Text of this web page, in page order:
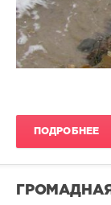
ПОДРОБНЕЕ